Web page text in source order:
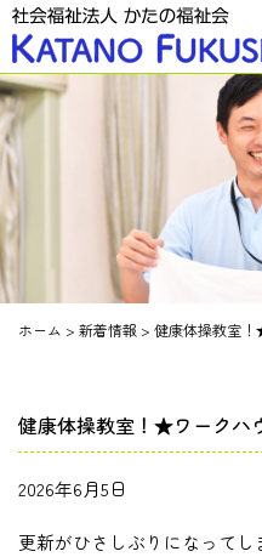
ホーム > 新着情報 > 健康体操教室
健康体操教室！★ワークハ
2026年6月5日
更新がひさしぶりになってし